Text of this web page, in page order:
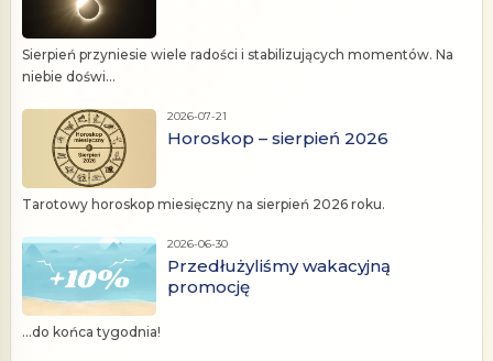
Sierpień przyniesie wiele radości i stabilizujących momentów. Na
niebie doświ...
2026-07-21
Horoskop – sierpień 2026
Tarotowy horoskop miesięczny na sierpień 2026 roku.
2026-06-30
Przedłużyliśmy wakacyjną
promocję
...do końca tygodnia!